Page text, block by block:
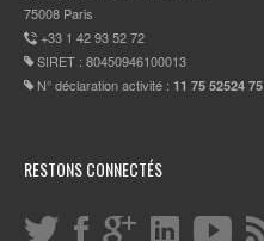
75008 Paris
+33 1 42 93 52 72
SIRET : 80450946100013
N° déclaration activité : 11 75 52524 75
RESTONS CONNECTÉS